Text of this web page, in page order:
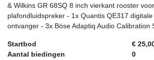
& Wilkins GR 68SQ 8 inch vierkant rooster voor
plafondluidspreker - 1x Quantis QE317
ontvanger - 3x Böse Adaptiq Audio Calibration
Startbod
€
Aantal biedingen
0